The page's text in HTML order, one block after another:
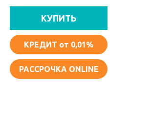
КУПИТЬ
КРЕДИТ от 0,01%
РАССРОЧКА ONLINE